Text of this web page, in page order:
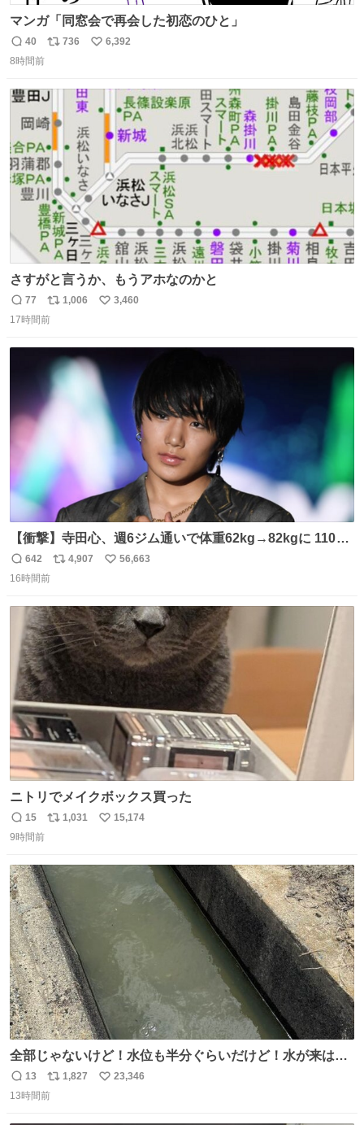
マンガ「同窓会で再会した初恋のひと」
返
信
40
リ
ト
数
736
い
6,392
8時間前
さすがと言うか、もうアホなのかと
返
信
77
リ
ポ
ト
数
1,006
い
3,460
17時間前
【衝撃】寺田心、週6ジム通いで体重62kg→82kgに 110kg
のベンチプレス持ち上げる姿披露
news.livedoor.com/article/detail… 元々自重のみだった
のためおにぎり10個、ゼリー飲料3～4本、パスタと毎日4
千kcalオーバーの食事を摂取し、増量したという。
返
信
642
リ
ト
数
4,907
い
数
56,663
16時間前
ニトリでメイクボックス買った
返
信
15
リ
ト
数
1,031
い
15,174
9時間前
全部じゃないけど！水位も半分ぐらいだけど！水が来はじ
めたよ！！！ 作業してくれた方々ありがとーーー
ー！！！！！！！！！！！！！！！！！！！！！！！！！
返
信
13
リ
ポ
1,827
い
23,346
13時間前